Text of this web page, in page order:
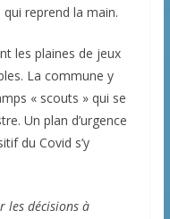
reprend la main.
les plaines de jeux
La commune y
« scouts » qui se
Un plan d’urgence
du Covid s’y
les décisions à